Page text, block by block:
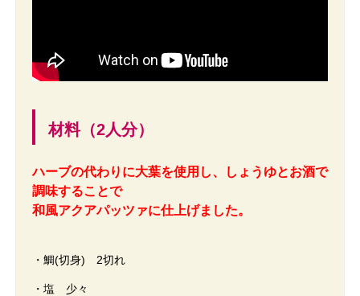
材料（2人分）
ハーブの代わりに大葉を使用し、しょうゆとお酒で
調味することで
和風アクアパッツァに仕上げました。
・鯛(切身) 2切れ
・塩 少々